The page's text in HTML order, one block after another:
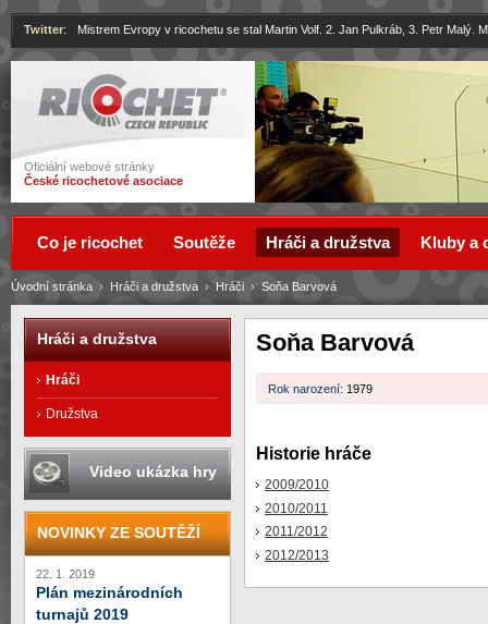
Ricochet
Oficiální webové stránky
České ricochetové asociace
Twitter: Mistrem Evropy v ricochetu se stal Martin Volf. 2. Jan Pulkráb, 3. Petr Malý.
Soňa Barvová
Rok narození: 1979
Historie hráče
2009/2010
2010/2011
2011/2012
2012/2013
Úvodní stránka › Hráči a družstva › Hráči › Soňa Barvová
Co je ricochet Soutěže Hráči a družstva Kluby a
Hráči a družstva
Hráči
Družstva
Video ukázka hry
NOVINKY ZE SOUTĚŽÍ
22. 1. 2019
Plán mezinárodních
turnajů 2019